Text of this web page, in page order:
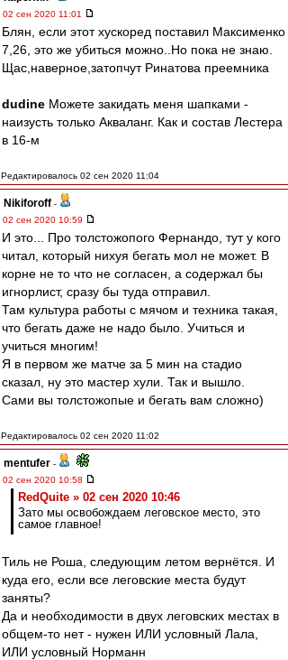
02 сен 2020 11:01
Блян, если этот хускоред поставил Максименко
7,26, это же убиться можно..Но пока не знаю.
Щас,наверное,затопчут Ринатова преемника
dudine Можете закидать меня шапками -
наизусть только Акваланг. Как и состав Лестера
в 16-м
Редактировалось 02 сен 2020 11:04
Nikiforoff -
02 сен 2020 10:59
И это... Про толстожопого Фернандо, тут у кого
читал, который нихуя бегать мол не может. В
корне не то что не согласен, а содержал бы
игнорлист, сразу бы туда отправил.
Там культура работы с мячом и техника такая,
что бегать даже не надо было. Учиться и
учиться многим!
Я в первом же матче за 5 мин на стадио
сказал, ну это мастер хули. Так и вышло.
Сами вы толстожопые и бегать вам сложно)
Редактировалось 02 сен 2020 11:02
mentufer -
02 сен 2020 10:58
RedQuite » 02 сен 2020 10:46
Зато мы освобождаем леговское место, это
самое главное!
Тиль не Роша, следующим летом вернётся. И
куда его, если все леговские места будут
заняты?
Да и необходимости в двух леговских местах в
общем-то нет - нужен ИЛИ условный Лала,
ИЛИ условный Норманн